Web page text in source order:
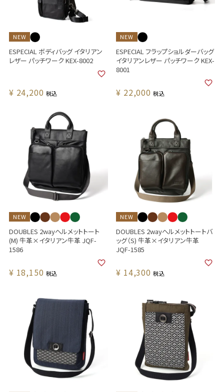
NEW
ESPECIAL ボディバッグ イタリアン
レザー パッチワーク KEX-8002
¥ 24,200 税込
NEW
ESPECIAL フラップショルダーバッグ
イタリアンレザー パッチワーク KEX-
8001
¥ 22,000 税込
NEW
DOUBLES 2wayヘルメットトート
(M) 牛革×イタリアン牛革 JQF-
1586
¥ 18,150 税込
NEW
DOUBLES 2wayヘルメットトートバ
ッグ（S) 牛革×イタリアン牛革
JQF-1585
¥ 14,300 税込